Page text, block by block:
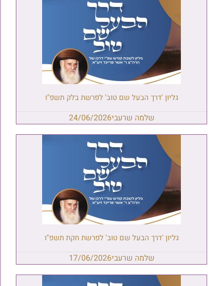
גליון 'דרך הבעל שם טוב' לפרשת בלק תשפ"ו
שלמה שרעבי24/06/2026
גליון 'דרך הבעל שם טוב' לפרשת חקת תשפ"ו
שלמה שרעבי17/06/2026